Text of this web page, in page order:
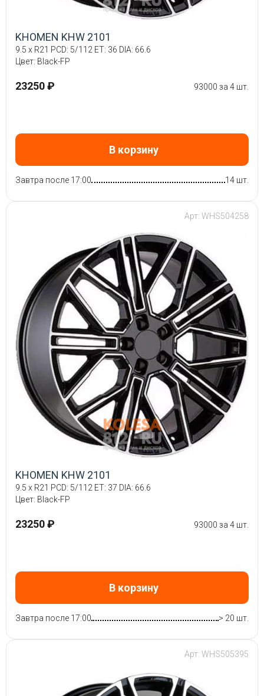
KHOMEN KHW 2101
9.5 x R21 PCD: 5/112 ET: 36 DIA: 66.6
Цвет: Black-FP
23250 ₽ 93000 за 4 шт.
В корзину
Завтра после 17:00 14 шт.
Арт: WHS504258
KHOMEN KHW 2101
9.5 x R21 PCD: 5/112 ET: 37 DIA: 66.6
Цвет: Black-FP
23250 ₽ 93000 за 4 шт.
В корзину
Завтра после 17:00 > 20 шт.
Арт: WHS505395